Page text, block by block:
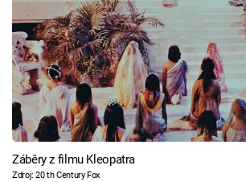
Záběry z filmu Kleopatra
Zdroj: 20 th Century Fox